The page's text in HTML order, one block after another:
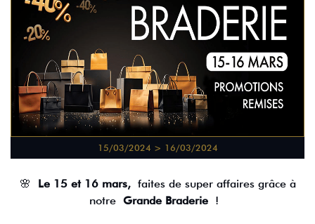
15/03/2024 > 16/03/2024
🌸 Le 15 et 16 mars,faites de super affaires grâce à
notre Grande Braderie !